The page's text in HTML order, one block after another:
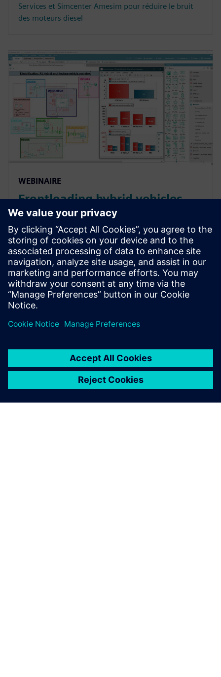
Services et Simcenter Amesim pour réduire le bruit
des moteurs diesel
WEBINAIRE
Frontloading hybrid vehicles
controls development and
calibration with multi-level
simulation
Watch our webinar and learn how a multi-physics,
multi-level simulation approach empowers engineers
to frontload complex controls development and
validation for hybrid vehicles.